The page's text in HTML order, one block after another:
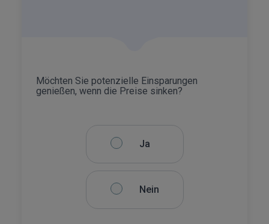
Möchten Sie potenzielle Einsparungen
genießen, wenn die Preise sinken?
Ja
Nein